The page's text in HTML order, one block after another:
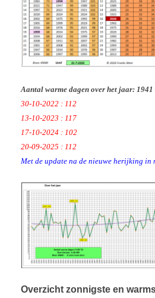
Aantal warme dagen over het jaar: 1941
30-10-2022 : 112
13-10-2023 : 117
17-10-2024 : 102
20-09-2025 : 112
Met de update na de nieuwe herijking in
Overzicht zonnigste en